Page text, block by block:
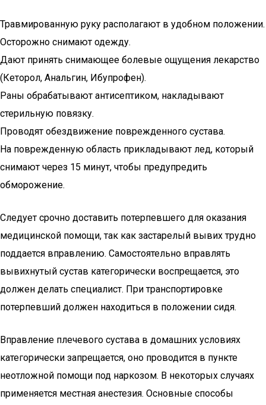
Травмированную руку располагают в удобном положении.
Осторожно снимают одежду.
Дают принять снимающее болевые ощущения лекарство
(Кеторол, Анальгин, Ибупрофен).
Раны обрабатывают антисептиком, накладывают
стерильную повязку.
Проводят обездвижение поврежденного сустава.
На поврежденную область прикладывают лед, который
снимают через 15 минут, чтобы предупредить
обморожение.
Следует срочно доставить потерпевшего для оказания
медицинской помощи, так как застарелый вывих трудно
поддается вправлению. Самостоятельно вправлять
вывихнутый сустав категорически воспрещается, это
должен делать специалист. При транспортировке
потерпевший должен находиться в положении сидя.
Вправление плечевого сустава в домашних условиях
категорически запрещается, оно проводится в пункте
неотложной помощи под наркозом. В некоторых случаях
применяется местная анестезия. Основные способы